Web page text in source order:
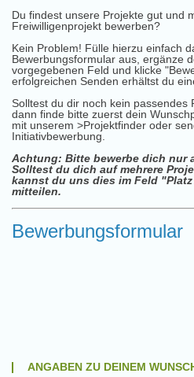
Du findest unsere Projekte gut und
Freiwilligenprojekt bewerben?
Kein Problem! Fülle hierzu einfach
Bewerbungsformular aus, ergänze
vorgegebenen Feld und klicke
erfolgreichen Senden erhältst du
Solltest du dir noch kein passendes
dann finde bitte zuerst dein
mit unserem >Projektfinder oder
Initiativbewerbung
Achtung: Bitte bewerbe dich nur
Solltest du dich auf mehrere
kannst du uns dies im Feld
mitteilen.
Bewerbungsformular
ANGABEN ZU DEINEM